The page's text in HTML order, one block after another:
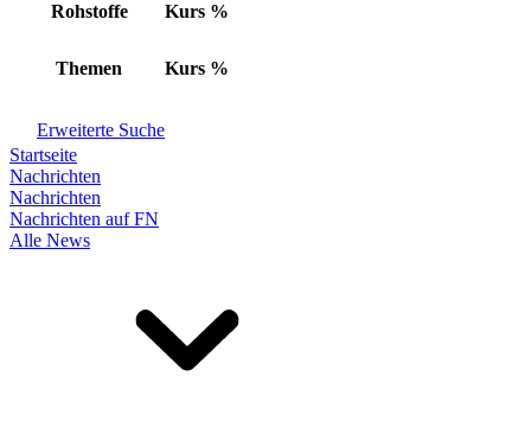
Rohstoffe Kurs %
Themen Kurs %
Erweiterte Suche
Startseite
Nachrichten
Nachrichten
Nachrichten auf FN
Alle News